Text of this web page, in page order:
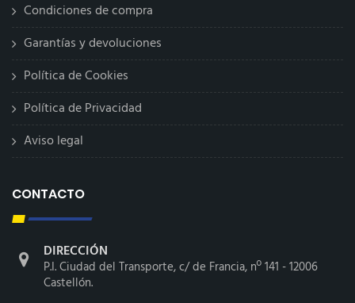
Condiciones de compra
Garantías y devoluciones
Política de Cookies
Política de Privacidad
Aviso legal
CONTACTO
DIRECCIÓN
P.I. Ciudad del Transporte, c/ de Francia, nº 141 - 12006
Castellón.